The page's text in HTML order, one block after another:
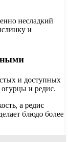
несладкий
и
и доступных
и редис.
а редис
блюдо более